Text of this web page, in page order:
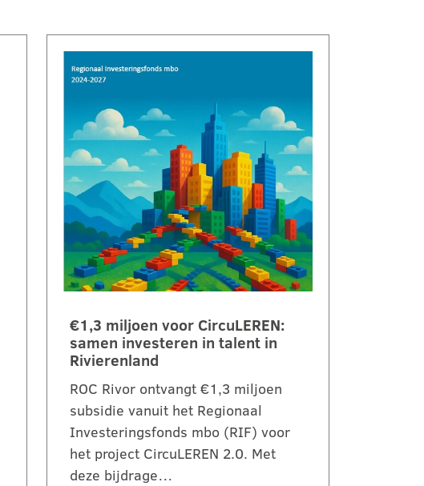
€1,3 miljoen voor CircuLEREN:
samen investeren in talent in
Rivierenland
ROC Rivor ontvangt €1,3 miljoen
subsidie vanuit het Regionaal
Investeringsfonds mbo (RIF) voor
het project CircuLEREN 2.0. Met
deze bijdrage…